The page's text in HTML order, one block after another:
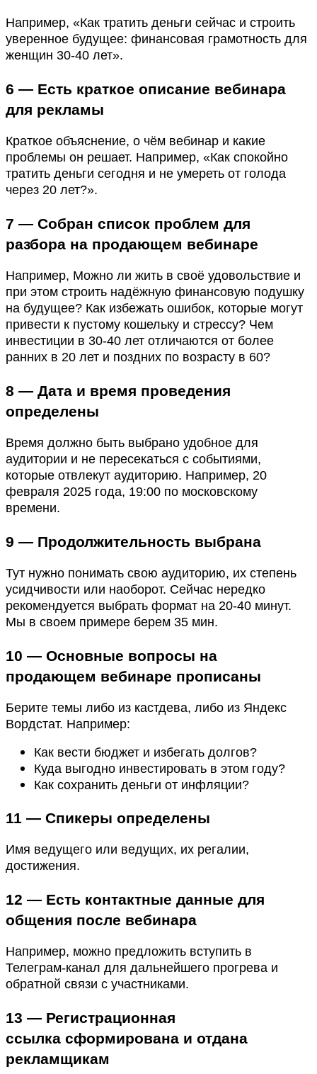
Например, «Как тратить деньги сейчас и строить
уверенное будущее: финансовая грамотность для
женщин 30-40 лет».
6 — Есть краткое описание вебинара
для рекламы
Краткое объяснение, о чём вебинар и какие
проблемы он решает. Например, «Как спокойно
тратить деньги сегодня и не умереть от голода
через 20 лет?».
7 — Собран список проблем для
разбора на продающем вебинаре
Например, Можно ли жить в своё удовольствие и
при этом строить надёжную финансовую подушку
на будущее? Как избежать ошибок, которые могут
привести к пустому кошельку и стрессу? Чем
инвестиции в 30-40 лет отличаются от более
ранних в 20 лет и поздних по возрасту в 60?
8 — Дата и время проведения
определены
Время должно быть выбрано удобное для
аудитории и не пересекаться с событиями,
которые отвлекут аудиторию. Например, 20
февраля 2025 года, 19:00 по московскому
времени.
9 — Продолжительность выбрана
Тут нужно понимать свою аудиторию, их степень
усидчивости или наоборот. Сейчас нередко
рекомендуется выбрать формат на 20-40 минут.
Мы в своем примере берем 35 мин.
10 — Основные вопросы на
продающем вебинаре прописаны
Берите темы либо из кастдева, либо из Яндекс
Вордстат. Например:
Как вести бюджет и избегать долгов?
Куда выгодно инвестировать в этом году?
Как сохранить деньги от инфляции?
11 — Спикеры определены
Имя ведущего или ведущих, их регалии,
достижения.
12 — Есть контактные данные для
общения после вебинара
Например, можно предложить вступить в
Телеграм-канал для дальнейшего прогрева и
обратной связи с участниками.
13 — Регистрационная
ссылка сформирована и отдана
рекламщикам